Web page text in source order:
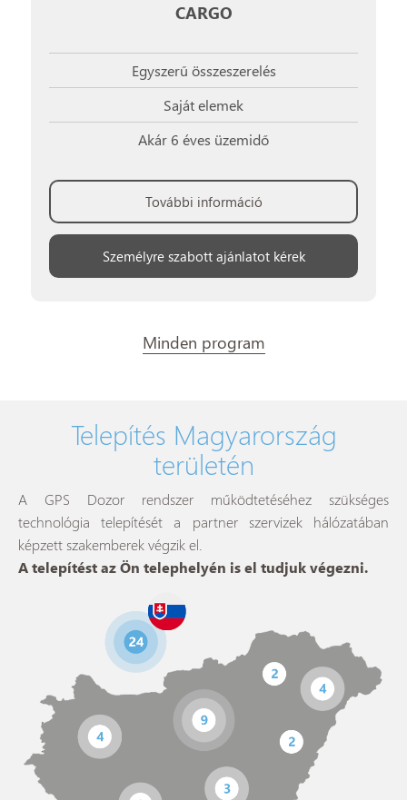
CARGO
Egyszerű összeszerelés
Saját elemek
Akár 6 éves üzemidő
További információ
Személyre szabott ajánlatot kérek
Minden program
Telepítés Magyarország
területén
A GPS Dozor rendszer működtetéséhez szükséges
technológia telepítését a partner szervizek hálózatában
képzett szakemberek végzik el.
A telepítést az Ön telephelyén is el tudjuk végezni.